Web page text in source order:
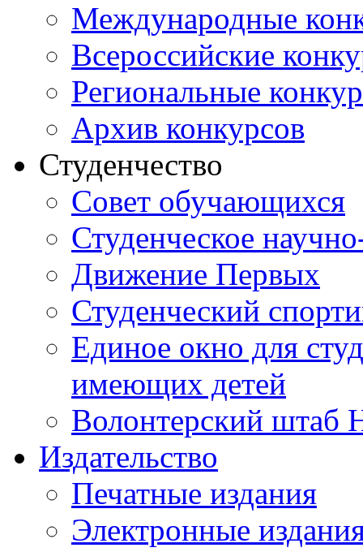
Международные
Всероссийские
Региональные
Архив конкурсов
Студенчество
Совет обучающихся
Студенческое
Движение Первых
Студенческий
Единое окно для
имеющих детей
Волонтерский штаб
Издательство
Печатные издания
Электронные